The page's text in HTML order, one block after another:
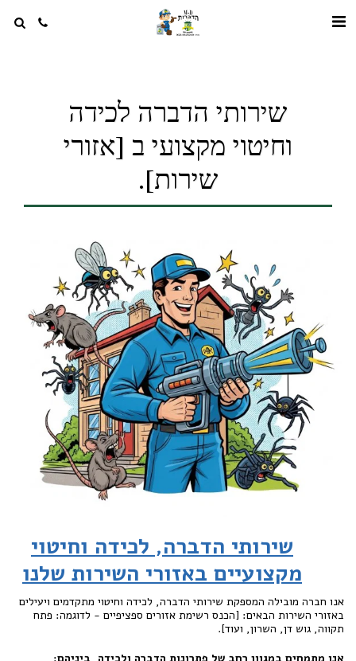
שירותי הדברה לכידה
וחיטוי מקצועי ב [אזורי
שירות].
שירותי הדברה, לכידה וחיטוי
מקצועיים באזורי השירות שלנו
אנו חברה מובילה המספקת שירותי הדברה, לכידה וחיטוי מתקדמים ויעילים
באזורי השירות הבאים: [הכנס רשימת אזורים ספציפיים - לדוגמה: פתח
תקווה, גוש דן, השרון, ועוד].